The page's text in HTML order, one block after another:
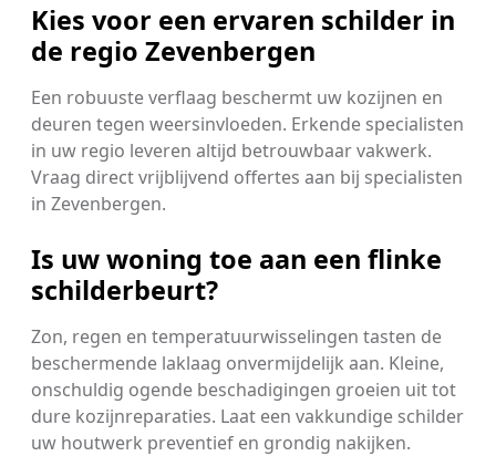
Kies voor een ervaren schilder in
de regio Zevenbergen
Een robuuste verflaag beschermt uw kozijnen en
deuren tegen weersinvloeden. Erkende specialisten
in uw regio leveren altijd betrouwbaar vakwerk.
Vraag direct vrijblijvend offertes aan bij specialisten
in Zevenbergen.
Is uw woning toe aan een flinke
schilderbeurt?
Zon, regen en temperatuurwisselingen tasten de
beschermende laklaag onvermijdelijk aan. Kleine,
onschuldig ogende beschadigingen groeien uit tot
dure kozijnreparaties. Laat een vakkundige schilder
uw houtwerk preventief en grondig nakijken.